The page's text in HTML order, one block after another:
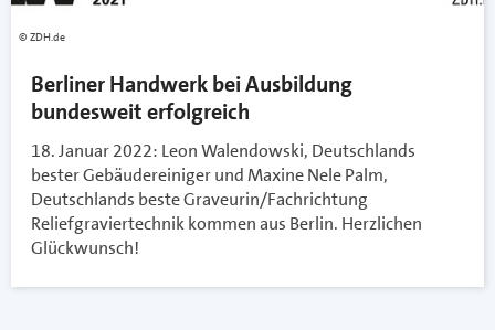
ZDH.de
Berliner Handwerk bei Ausbildung
bundesweit erfolgreich
18. Januar 2022: Leon Walendowski, Deutschlands
bester Gebäudereiniger und Maxine Nele Palm,
Deutschlands beste Graveurin/Fachrichtung
Reliefgraviertechnik kommen aus Berlin. Herzlichen
Glückwunsch!